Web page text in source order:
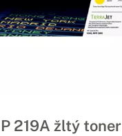
219A žltý toner